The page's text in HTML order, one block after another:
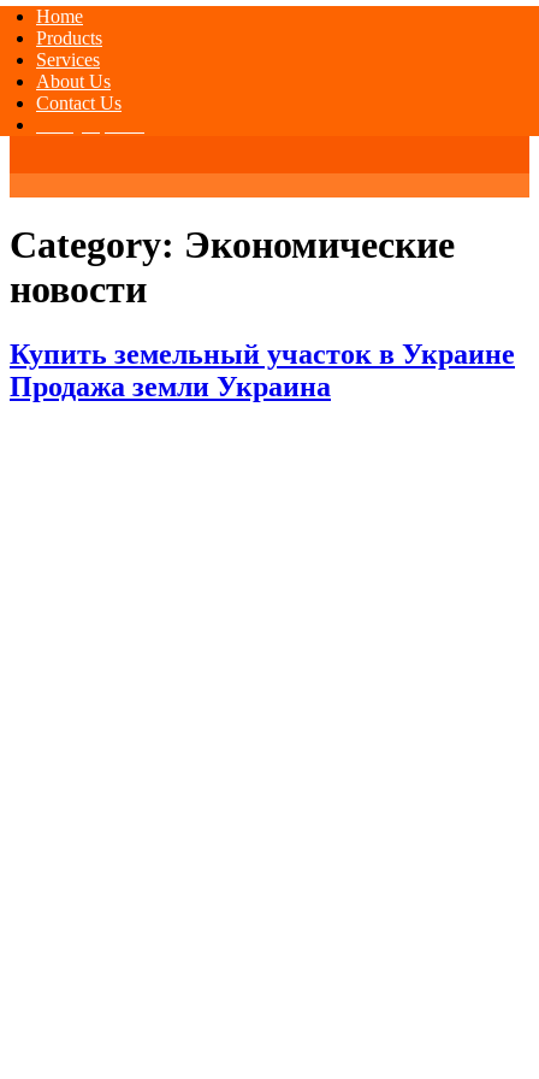
Home
Products
Services
About Us
Contact Us
Category: Экономические
новости
Купить земельный участок в Украине
Продажа земли Украина